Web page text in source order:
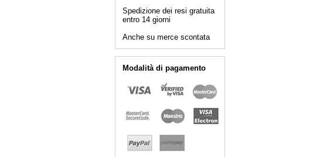
Spedizione dei resi gratuita
entro 14 giorni
Anche su merce scontata
Modalità di pagamento